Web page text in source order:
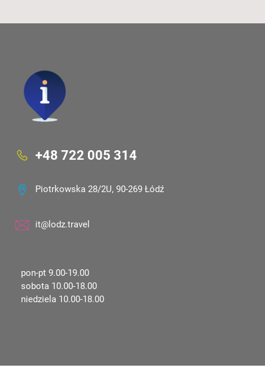
+48 722 005 314
Piotrkowska 28/2U, 90-269 Łódź
it@lodz.travel
pon-pt 9.00-19.00
sobota 10.00-18.00
niedziela 10.00-18.00